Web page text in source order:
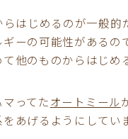
はじめるのが一般的
ーの可能性があるの
他のものからはじめ
ってたオートミール
あげるようにしてい